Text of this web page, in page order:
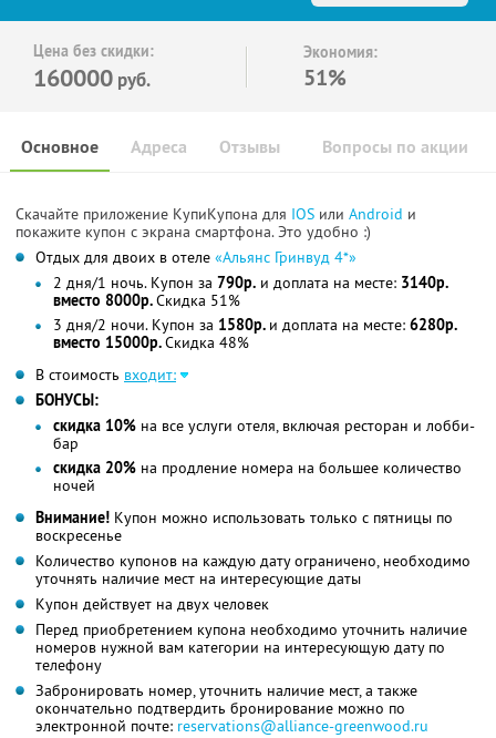
Цена без скидки:
160000 руб.
Экономия:
51%
Основное Отзывы Вопросы по акции
Адреса
Скачайте приложение КупиКупона для IOS или Android и
покажите купон с экрана смартфона. Это удобно :)
Отдых для двоих в отеле «Альянс Гринвуд 4*»
2 дня/1 ночь. Купон за 790р. и доплата на месте: 3140р.
вместо 8000р.Скидка 51%
3 дня/2 ночи. Купон за 1580р. и доплата на месте: 6280р.
вместо 15000р.Скидка 48%
В стоимость входит:
БОНУСЫ:
скидка 10% на все услуги отеля, включая ресторан и лобби-
бар
скидка 20% на продление номера на большее количество
ночей
Внимание! Купон можно использовать только с пятницы по
воскресенье
Количество купонов на каждую дату ограничено, необходимо
уточнять наличие мест на интересующие даты
Купон действует на двух человек
Перед приобретением купона необходимо уточнить наличие
номеров нужной вам категории на интересующую дату по
телефону
Забронировать номер, уточнить наличие мест, а также
окончательно подтвердить бронирование можно по
электронной почте: reservations@alliance-greenwood.ru